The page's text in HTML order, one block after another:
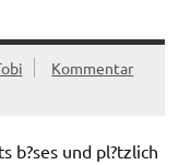
Kommentar
b?ses und pl?tzlich